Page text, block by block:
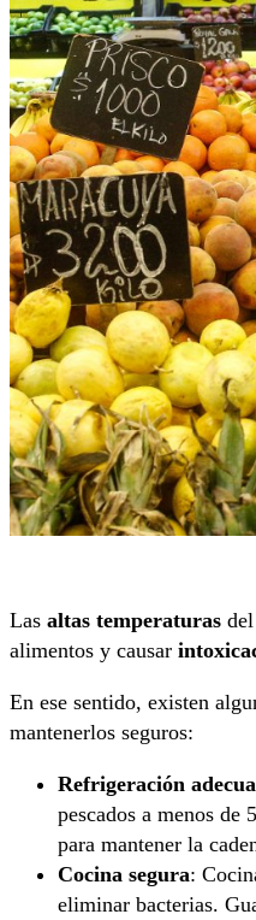
Las altas temperaturas
alimentos y causar
En ese sentido, existen
mantenerlos seguros:
Refrigeración
pescados a menos de
para mantener la
Cocina segura:
eliminar bacterias.